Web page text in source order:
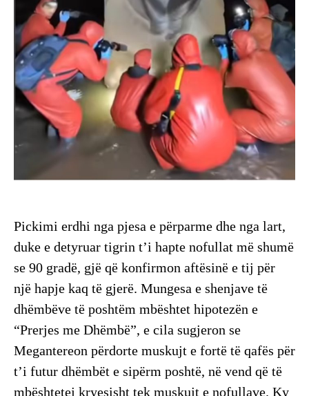
Pickimi erdhi nga pjesa e përparme dhe nga lart,
duke e detyruar tigrin t’i hapte nofullat më shumë
se 90 gradë, gjë që konfirmon aftësinë e tij për
një hapje kaq të gjerë. Mungesa e shenjave të
dhëmbëve të poshtëm mbështet hipotezën e
“Prerjes me Dhëmbë”, e cila sugjeron se
Megantereon përdorte muskujt e fortë të qafës për
t’i futur dhëmbët e sipërm poshtë, në vend që të
mbështetej kryesisht tek muskujt e nofullave. Ky